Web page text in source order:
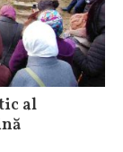
al